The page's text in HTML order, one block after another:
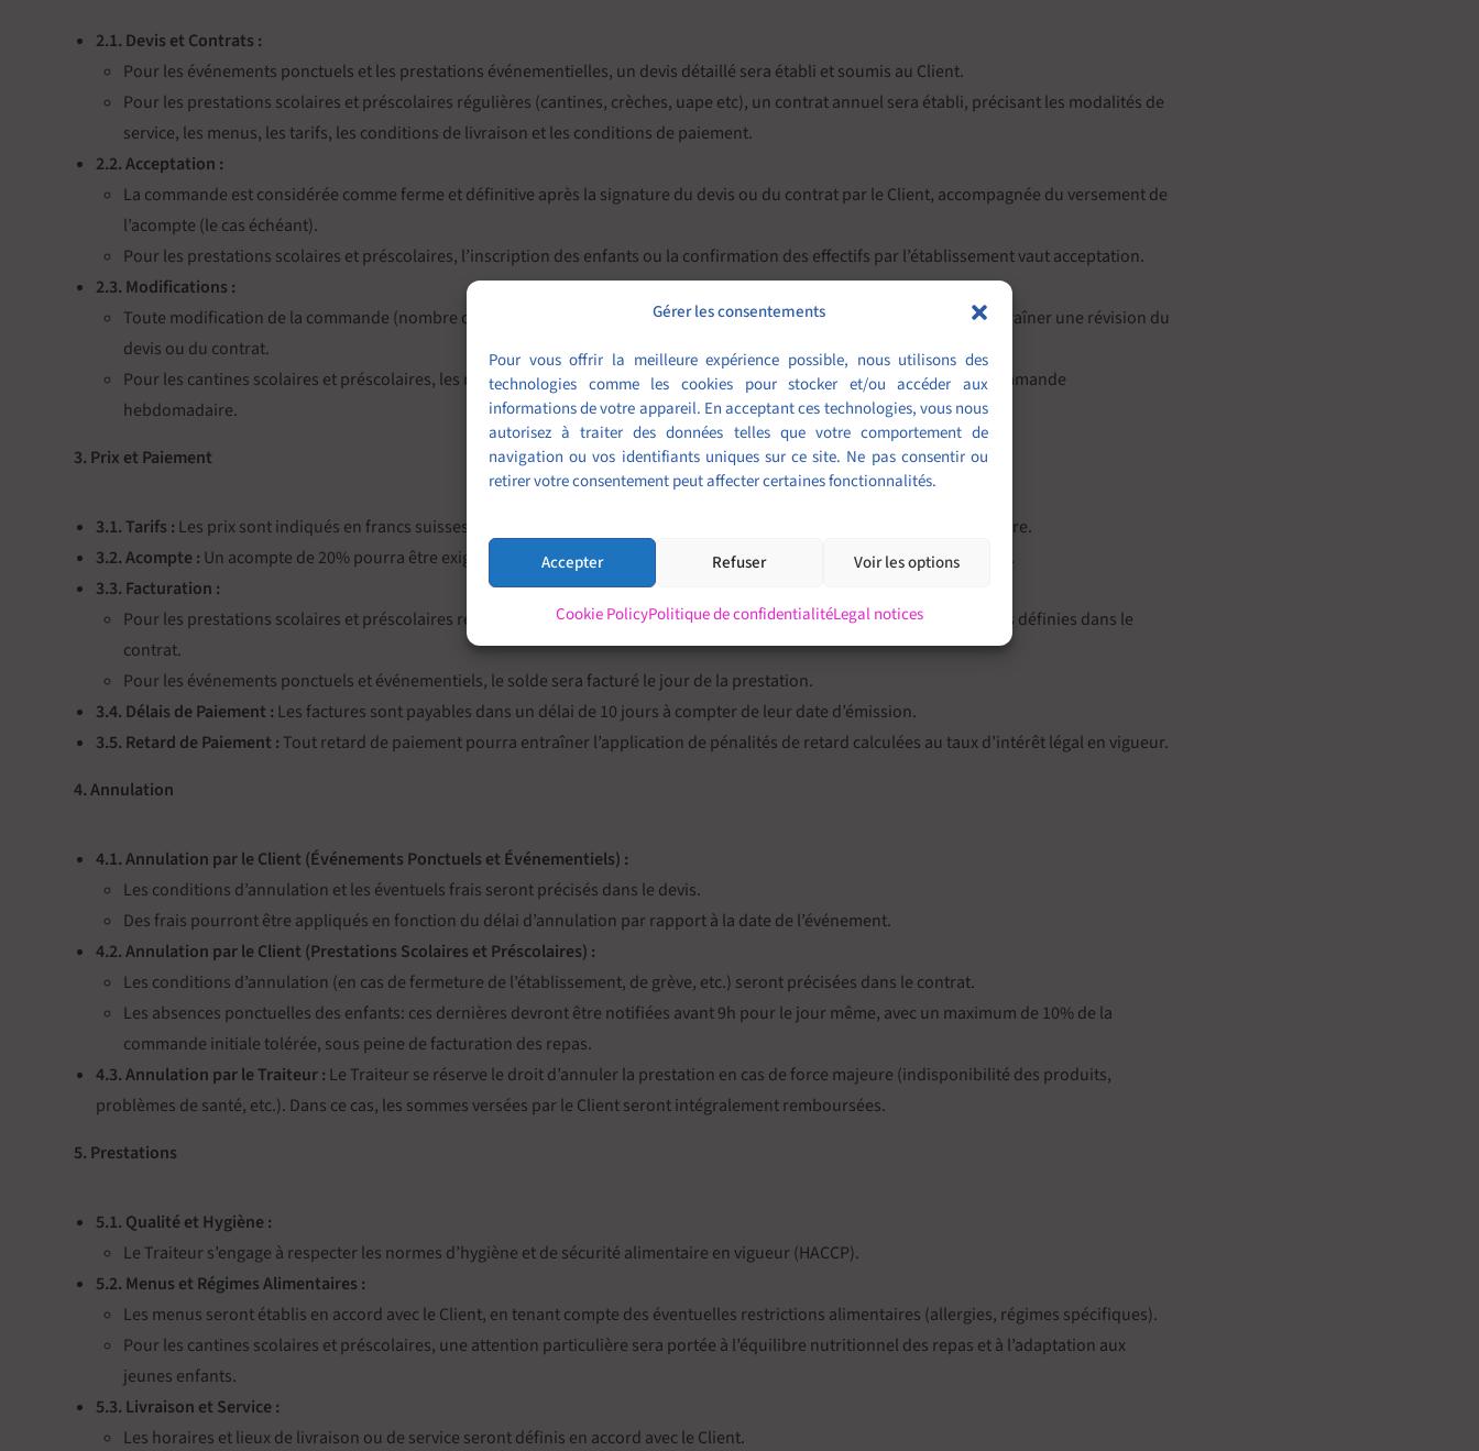
Gérer les consentements
Pour vous offrir la meilleure expérience possible, nous utilisons des
technologies comme les cookies pour stocker et/ou accéder aux
informations de votre appareil. En acceptant ces technologies, vous nous
autorisez à traiter des données telles que votre comportement de
navigation ou vos identifiants uniques sur ce site. Ne pas consentir ou
retirer votre consentement peut affecter certaines fonctionnalités.
Accepter Refuser Voir les options
Cookie PolicyPolitique de confidentialitéLegal notices
2.1. Devis et Contrats :
Pour les événements ponctuels et les prestations événementielles, un devis détaillé sera établi et soumis au Client.
Pour les prestations scolaires et préscolaires régulières (cantines, crèches, uape etc), un contrat annuel sera établi, précisant les modalités de
service, les menus, les tarifs, les conditions de livraison et les conditions de paiement.
2.2. Acceptation :
La commande est considérée comme ferme et définitive après la signature du devis ou du contrat par le Client, accompagnée du versement de
l’acompte (le cas échéant).
Pour les prestations scolaires et préscolaires, l’inscription des enfants ou la confirmation des effectifs par l’établissement vaut acceptation.
2.3. Modifications :
Toute modification de la commande (nombre de convives, menus, horaires, etc.) doit être notifiée par écrit et pourra entraîner une révision du
devis ou du contrat.
Pour les cantines scolaires et préscolaires, les modifications de régimes alimentaires devront être notifiées lors de la commande
hebdomadaire.
3. Prix et Paiement
3.1. Tarifs : Les prix sont indiqués en francs suisses (CHF) et s’entendent toutes taxes comprises (TTC), sauf indication contraire.
3.2. Acompte : Un acompte de 20% pourra être exigé à la signature du devis pour les événements ponctuels et événementiels.
3.3. Facturation :
Pour les prestations scolaires et préscolaires régulières, la facturation sera établie mensuellement ou selon les modalités définies dans le
contrat.
Pour les événements ponctuels et événementiels, le solde sera facturé le jour de la prestation.
3.4. Délais de Paiement : Les factures sont payables dans un délai de 10 jours à compter de leur date d’émission.
3.5. Retard de Paiement : Tout retard de paiement pourra entraîner l’application de pénalités de retard calculées au taux d’intérêt légal en vigueur.
4. Annulation
4.1. Annulation par le Client (Événements Ponctuels et Événementiels) :
Les conditions d’annulation et les éventuels frais seront précisés dans le devis.
Des frais pourront être appliqués en fonction du délai d’annulation par rapport à la date de l’événement.
4.2. Annulation par le Client (Prestations Scolaires et Préscolaires) :
Les conditions d’annulation (en cas de fermeture de l’établissement, de grève, etc.) seront précisées dans le contrat.
Les absences ponctuelles des enfants: ces dernières devront être notifiées avant 9h pour le jour même, avec un maximum de 10% de la
commande initiale tolérée, sous peine de facturation des repas.
4.3. Annulation par le Traiteur : Le Traiteur se réserve le droit d’annuler la prestation en cas de force majeure (indisponibilité des produits,
problèmes de santé, etc.). Dans ce cas, les sommes versées par le Client seront intégralement remboursées.
5. Prestations
5.1. Qualité et Hygiène :
Le Traiteur s’engage à respecter les normes d’hygiène et de sécurité alimentaire en vigueur (HACCP).
5.2. Menus et Régimes Alimentaires :
Les menus seront établis en accord avec le Client, en tenant compte des éventuelles restrictions alimentaires (allergies, régimes spécifiques).
Pour les cantines scolaires et préscolaires, une attention particulière sera portée à l’équilibre nutritionnel des repas et à l’adaptation aux
jeunes enfants.
5.3. Livraison et Service :
Les horaires et lieux de livraison ou de service seront définis en accord avec le Client.